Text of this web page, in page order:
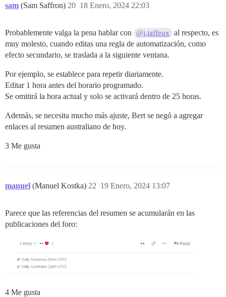
sam (Sam Saffron) 18 Enero, 2024 22:03
20
Probablemente valga la pena hablar con @j.jaffeux
al respecto, es
muy molesto, cuando editas una regla de automatización, como
efecto secundario, se traslada a la siguiente ventana.
Por ejemplo, se establece para repetir diariamente.
Editar 1 hora antes del horario programado.
Se omitirá la hora actual y solo se activará dentro de 25 horas.
Además, se necesita mucho más ajuste, Bert se negó a agregar
enlaces al resumen australiano de hoy.
3 Me gusta
manuel (Manuel Kostka) 19 Enero, 2024 13:07
22
Parece que las referencias del resumen se acumularán en las
publicaciones del foro:
4 Me gusta